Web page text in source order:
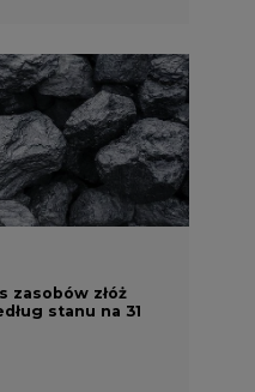
i
na ratunek